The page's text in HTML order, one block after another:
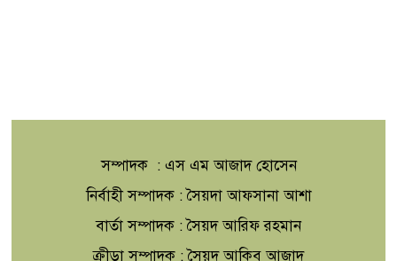
সম্পাদক : এস এম আজাদ হোসেন
নির্বাহী সম্পাদক : সৈয়দা আফসানা আশা
বার্তা সম্পাদক : সৈয়দ আরিফ রহমান
ক্রীড়া সম্পাদক : সৈয়দ আকিব আজাদ